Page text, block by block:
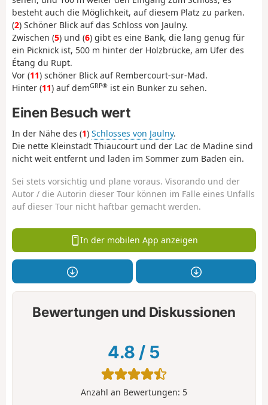
besteht auch die Möglichkeit, auf diesem Platz zu parken.
(2) Schöner Blick auf das Schloss von Jaulny.
Zwischen (5) und (6) gibt es eine Bank, die lang genug für
ein Picknick ist, 500 m hinter der Holzbrücke, am Ufer des
Étang du Rupt.
Vor (11) schöner Blick auf Rembercourt-sur-Mad.
Hinter (11) auf demGRP® ist ein Bunker zu sehen.
Einen Besuch wert
In der Nähe des (1) Schlosses von Jaulny.
Die nette Kleinstadt Thiaucourt und der Lac de Madine sind
nicht weit entfernt und laden im Sommer zum Baden ein.
Sei stets vorsichtig und plane voraus. Visorando und der
Autor / die Autorin dieser Tour können im Falle eines Unfalls
auf dieser Tour nicht haftbar gemacht werden.
In der mobilen App anzeigen
Bewertungen und Diskussionen
4.8 / 5
Anzahl an Bewertungen: 5